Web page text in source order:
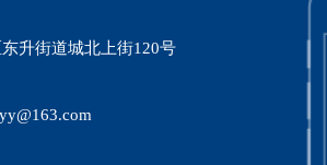
升街道城北上街120号